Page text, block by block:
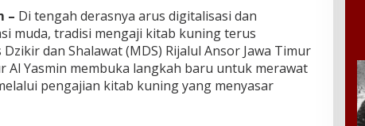
– Di tengah derasnya arus digitalisasi dan
muda, tradisi mengaji kitab kuning terus
dan Shalawat (MDS) Rijalul Ansor Jawa Timur
Al Yasmin membuka langkah baru untuk merawat
pengajian kitab kuning yang menyasar